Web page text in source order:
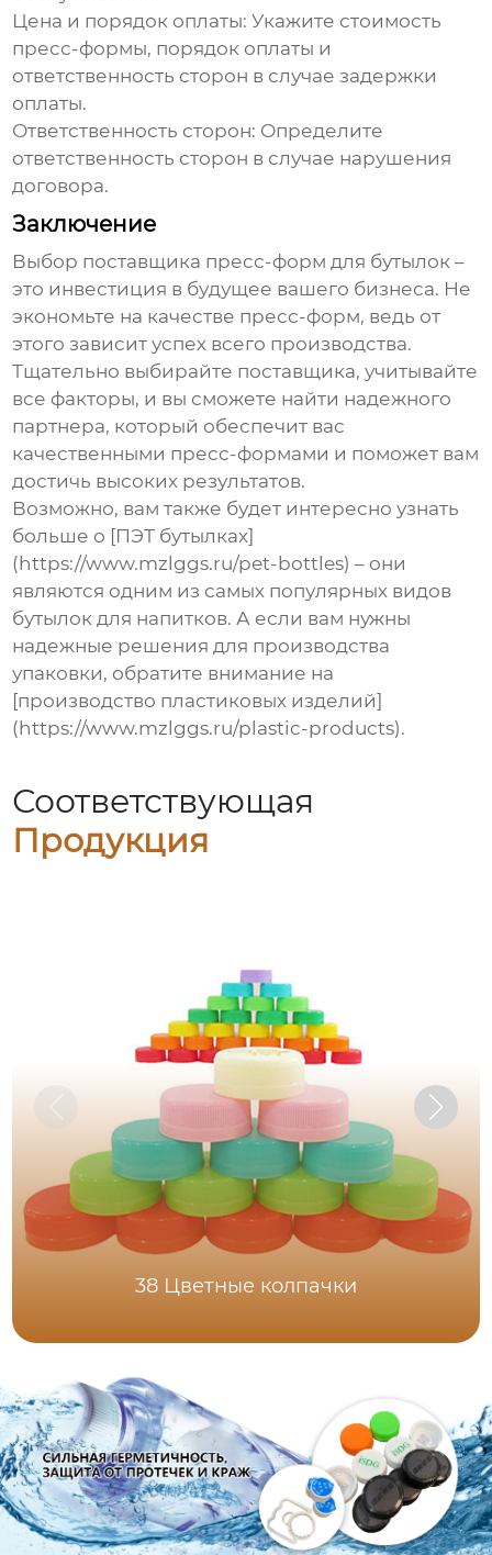
Цена и порядок оплаты: Укажите стоимость
пресс-формы, порядок оплаты и
ответственность сторон в случае задержки
оплаты.
Ответственность сторон: Определите
ответственность сторон в случае нарушения
договора.
Заключение
Выбор поставщика пресс-форм для бутылок –
это инвестиция в будущее вашего бизнеса. Не
экономьте на качестве пресс-форм, ведь от
этого зависит успех всего производства.
Тщательно выбирайте поставщика, учитывайте
все факторы, и вы сможете найти надежного
партнера, который обеспечит вас
качественными пресс-формами и поможет вам
достичь высоких результатов.
Возможно, вам также будет интересно узнать
больше о [ПЭТ бутылках]
(https://www.mzlggs.ru/pet-bottles) – они
являются одним из самых популярных видов
бутылок для напитков. А если вам нужны
надежные решения для производства
упаковки, обратите внимание на
[производство пластиковых изделий]
(https://www.mzlggs.ru/plastic-products).
Соответствующая
Продукция
38 Цветные колпачки